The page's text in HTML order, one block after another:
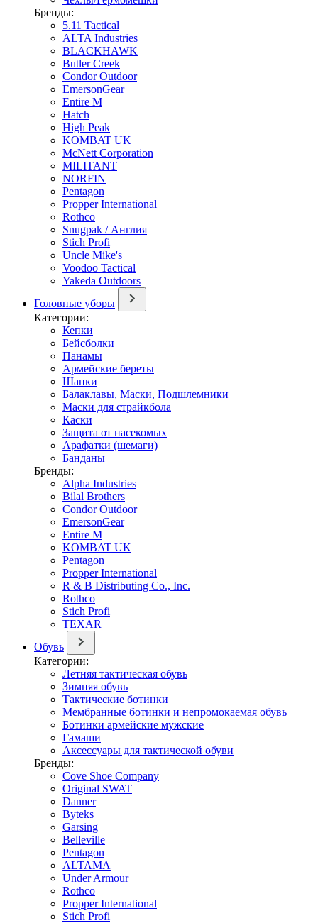
Бренды:
5.11 Tactical
ALTA Industries
BLACKHAWK
Butler Creek
Condor Outdoor
EmersonGear
Entire M
Hatch
High Peak
KOMBAT UK
McNett Corporation
MILITANT
NORFIN
Pentagon
Propper International
Rothco
Snugpak / Англия
Stich Profi
Uncle Mike's
Voodoo Tactical
Yakeda Outdoors
Головные уборы
Категории:
Кепки
Бейсболки
Панамы
Армейские береты
Шапки
Балаклавы, Маски, Подшлемники
Маски для страйкбола
Каски
Защита от насекомых
Арафатки (шемаги)
Банданы
Бренды:
Alpha Industries
Bilal Brothers
Condor Outdoor
EmersonGear
Entire M
KOMBAT UK
Pentagon
Propper International
R & B Distributing Co., Inc.
Rothco
Stich Profi
TEXAR
Обувь
Категории:
Летняя тактическая обувь
Зимняя обувь
Тактические ботинки
Мембранные ботинки и непромокаемая обувь
Ботинки армейские мужские
Гамаши
Аксессуары для тактической обуви
Бренды:
Cove Shoe Company
Original SWAT
Danner
Byteks
Garsing
Belleville
Pentagon
ALTAMA
Under Armour
Rothco
Propper International
Stich Profi